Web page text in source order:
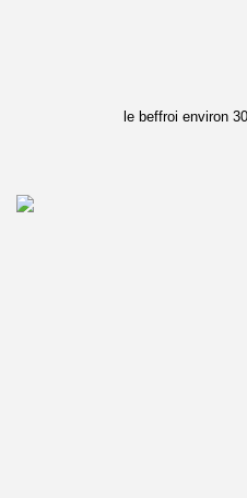
le beffroi environ